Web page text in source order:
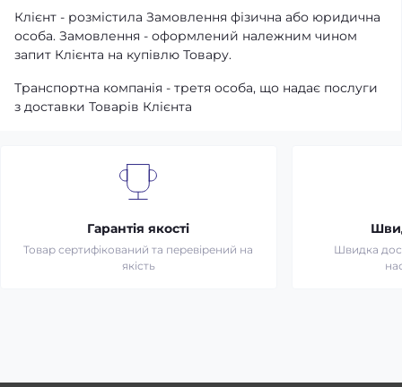
Клієнт - розмістила Замовлення фізична або юридична
особа. Замовлення - оформлений належним чином
запит Клієнта на купівлю Товару.
Транспортна компанія - третя особа, що надає послуги
з доставки Товарів Клієнта
Гарантія якості
Товар сертифікований та перевірений на
якість
Швидка